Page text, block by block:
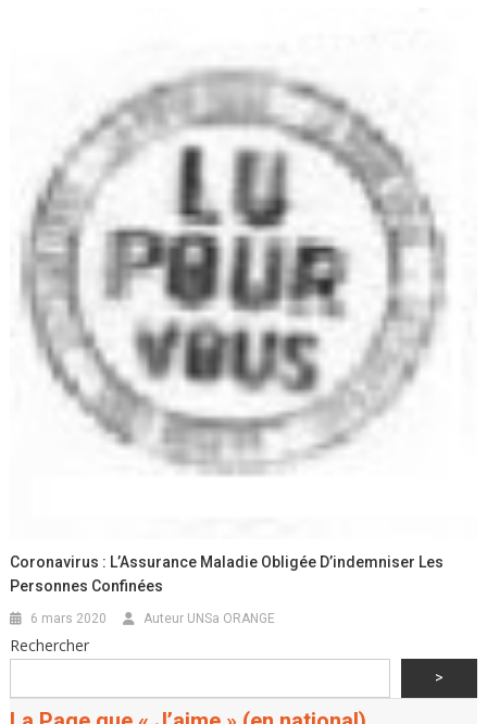
Coronavirus : L’Assurance Maladie Obligée D’indemniser Les
Personnes Confinées
6 mars 2020 Auteur UNSa ORANGE
Rechercher
>